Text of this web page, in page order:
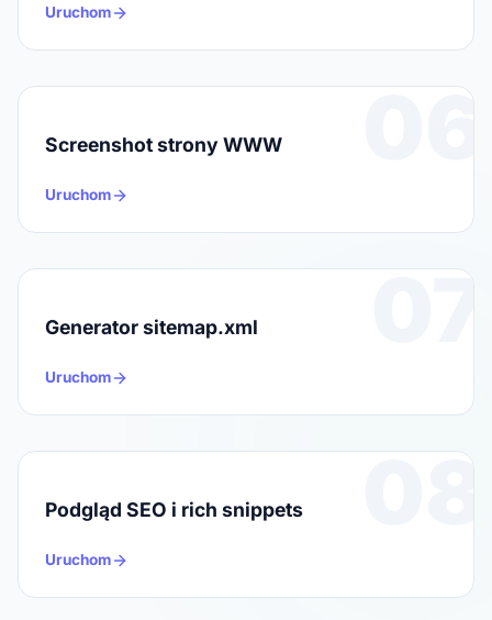
Uruchom
06
Screenshot strony WWW
Uruchom
07
Generator sitemap.xml
Uruchom
08
Podgląd SEO i rich snippets
Uruchom